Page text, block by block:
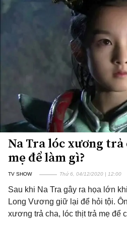
Na Tra lóc xương
mẹ để làm gì?
TV SHOW Thứ 6, 04/12/2020 | 12:00
Sau khi Na Tra gây ra họa lớn
Long Vương giữ lại để hỏi tội.
xương trả cha, lóc thịt trả mẹ để